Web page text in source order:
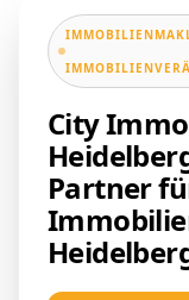
City
Partner